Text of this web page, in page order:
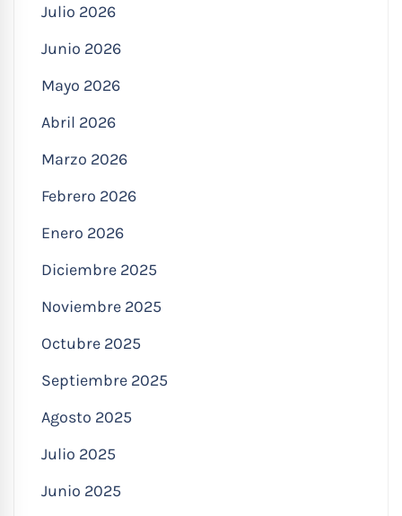
Julio 2026
Junio 2026
Mayo 2026
Abril 2026
Marzo 2026
Febrero 2026
Enero 2026
Diciembre 2025
Noviembre 2025
Octubre 2025
Septiembre 2025
Agosto 2025
Julio 2025
Junio 2025